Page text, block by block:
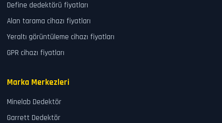
Define dedektörü fiyatları
Alan tarama cihazı fiyatları
Yeraltı görüntüleme cihazı fiyatları
GPR cihazı fiyatları
Marka Merkezleri
Minelab Dedektör
Garrett Dedektör